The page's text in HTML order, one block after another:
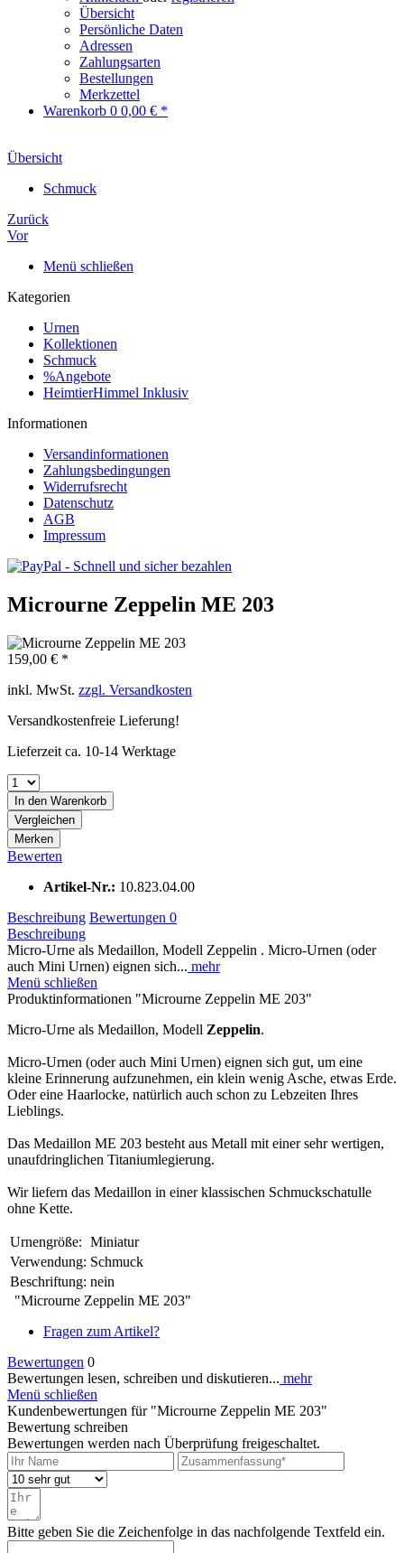
Übersicht
Persönliche Daten
Adressen
Zahlungsarten
Bestellungen
Merkzettel
Warenkorb 0 0,00 € *
Übersicht
Schmuck
Zurück
Vor
Menü schließen
Kategorien
Urnen
Kollektionen
Schmuck
%Angebote
HeimtierHimmel Inklusiv
Informationen
Versandinformationen
Zahlungsbedingungen
Widerrufsrecht
Datenschutz
AGB
Impressum
Microurne Zeppelin ME 203
159,00 € *
inkl. MwSt. zzgl. Versandkosten
Versandkostenfreie Lieferung!
Lieferzeit ca. 10-14 Werktage
In den Warenkorb
Vergleichen
Merken
Bewerten
Artikel-Nr.: 10.823.04.00
Beschreibung Bewertungen 0
Beschreibung
Micro-Urne als Medaillon, Modell Zeppelin . Micro-Urnen (oder
auch Mini Urnen) eignen sich... mehr
Menü schließen
Produktinformationen "Microurne Zeppelin ME 203"
Micro-Urne als Medaillon, Modell Zeppelin.
Micro-Urnen (oder auch Mini Urnen) eignen sich gut, um eine
kleine Erinnerung aufzunehmen, ein klein wenig Asche, etwas Erde.
Oder eine Haarlocke, natürlich auch schon zu Lebzeiten Ihres
Lieblings.
Das Medaillon ME 203 besteht aus Metall mit einer sehr wertigen,
unaufdringlichen Titaniumlegierung.
Wir liefern das Medaillon in einer klassischen Schmuckschatulle
ohne Kette.
Urnengröße: Miniatur
Verwendung: Schmuck
Beschriftung: nein
"Microurne Zeppelin ME 203"
Fragen zum Artikel?
Bewertungen 0
Bewertungen lesen, schreiben und diskutieren... mehr
Menü schließen
Kundenbewertungen für "Microurne Zeppelin ME 203"
Bewertung schreiben
Bewertungen werden nach Überprüfung freigeschaltet.
Bitte geben Sie die Zeichenfolge in das nachfolgende Textfeld ein.